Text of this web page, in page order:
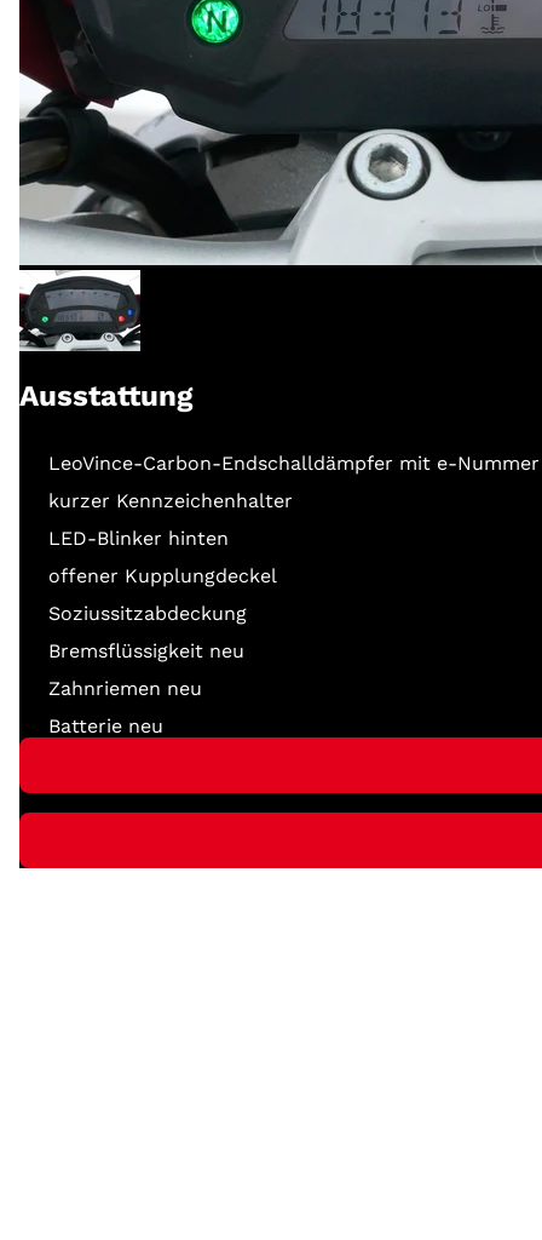
Ausstattung
LeoVince-Carbon-Endschalldämpfer mit e-Nummer
kurzer Kennzeichenhalter
LED-Blinker hinten
offener Kupplungdeckel
Soziussitzabdeckung
Bremsflüssigkeit neu
Zahnriemen neu
Batterie neu